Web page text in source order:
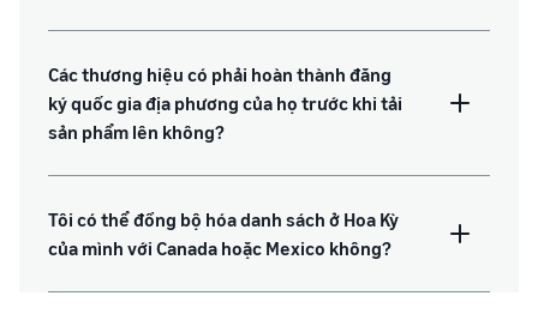
Các thương hiệu có phải hoàn thành đăng
ký quốc gia địa phương của họ trước khi tải
sản phẩm lên không?
Tôi có thể đồng bộ hóa danh sách ở Hoa Kỳ
của mình với Canada hoặc Mexico không?